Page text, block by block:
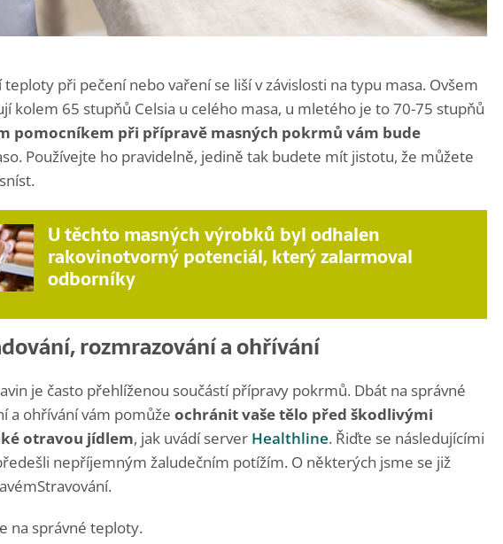
při pečení nebo vaření se liší v závislosti na typu masa. Ovšem
kolem 65 stupňů Celsia u celého masa, u mletého je to 70-75 stupňů
pomocníkem při přípravě masných pokrmů vám bude
Používejte ho pravidelně, jedině tak budete mít jistotu, že můžete
U těchto masných výrobků byl odhalen
rakovinotvorný potenciál, který zalarmoval
odborníky
rozmrazování a ohřívání
je často přehlíženou součástí přípravy pokrmů. Dbát na správné
a ohřívání vám pomůže ochránit vaše tělo před škodlivými
otravou jídlem, jak uvádí server Healthline. Řiďte se následujícími
nepříjemným žaludečním potížím. O některých jsme se již
na správné teploty.